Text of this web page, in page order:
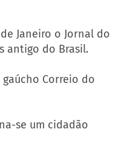
Janeiro o Jornal do
antigo do Brasil.
Correio do
se um cidadão